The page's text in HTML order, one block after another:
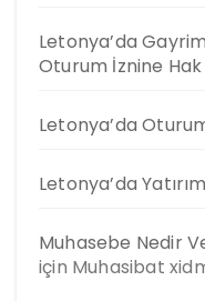
Letonya’da
Oturum İznine
Letonya’da
Letonya’da Yatırım
Muhasebe Nedir
için Muhasibat